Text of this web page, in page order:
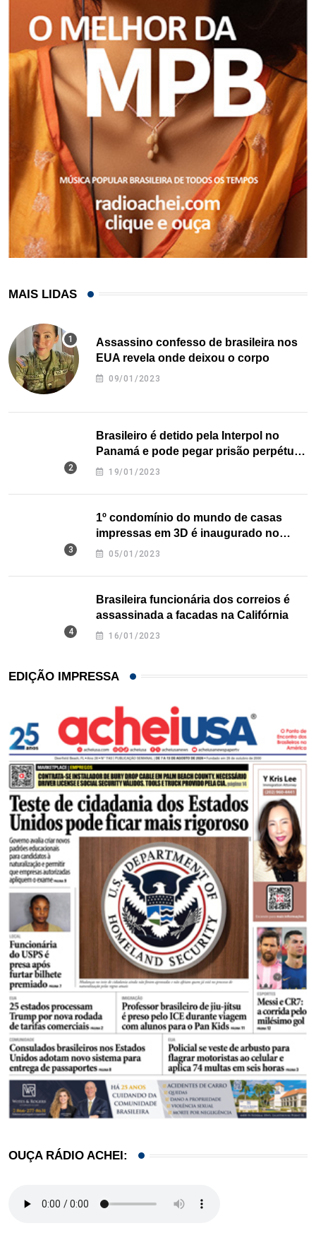
MAIS LIDAS
Assassino confesso de brasileira nos
EUA revela onde deixou o corpo
09/01/2023
Brasileiro é detido pela Interpol no
Panamá e pode pegar prisão perpétua
nos EUA
19/01/2023
1º condomínio do mundo de casas
impressas em 3D é inaugurado no
Texas
05/01/2023
Brasileira funcionária dos correios é
assassinada a facadas na Califórnia
16/01/2023
EDIÇÃO IMPRESSA
OUÇA RÁDIO ACHEI: